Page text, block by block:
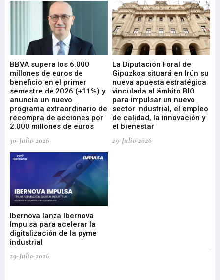
BBVA supera los 6.000
millones de euros de
beneficio en el primer
semestre de 2026 (+11%) y
anuncia un nuevo
programa extraordinario de
recompra de acciones por
2.000 millones de euros
30-Julio-2026
La Diputación Foral de
Gipuzkoa situará en Irún su
nueva apuesta estratégica
vinculada al ámbito BIO
para impulsar un nuevo
sector industrial, el empleo
de calidad, la innovación y
el bienestar
29-Julio-2026
Ibernova lanza Ibernova
Impulsa para acelerar la
digitalización de la pyme
industrial
29-Julio-2026